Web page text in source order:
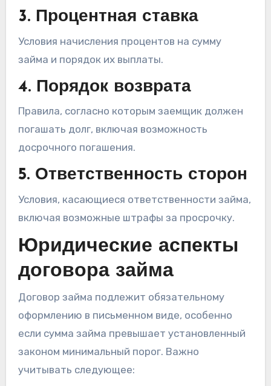
3. Процентная ставка
Условия начисления процентов на сумму
займа и порядок их выплаты.
4. Порядок возврата
Правила, согласно которым заемщик должен
погашать долг, включая возможность
досрочного погашения.
5. Ответственность сторон
Условия, касающиеся ответственности займа,
включая возможные штрафы за просрочку.
Юридические аспекты
договора займа
Договор займа подлежит обязательному
оформлению в письменном виде, особенно
если сумма займа превышает установленный
законом минимальный порог. Важно
учитывать следующее: